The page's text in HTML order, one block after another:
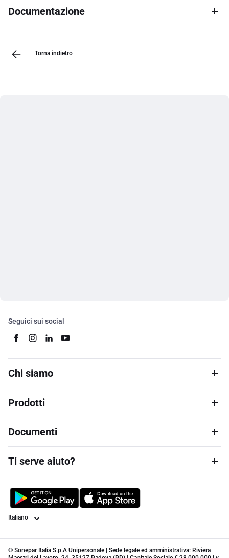
Documentazione
Torna indietro
Seguici sui social
Chi siamo
Prodotti
Documenti
Ti serve aiuto?
Lingua
© Sonepar Italia S.p.A Unipersonale | Sede legale ed amministrativa: Riviera